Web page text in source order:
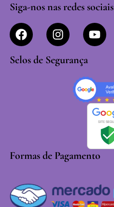
Siga-nos nas redes sociais
Selos de Segurança
Formas de Pagamento